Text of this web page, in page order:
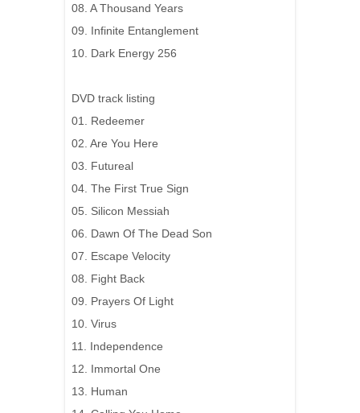
08. A Thousand Years
09. Infinite Entanglement
10. Dark Energy 256
DVD track listing
01. Redeemer
02. Are You Here
03. Futureal
04. The First True Sign
05. Silicon Messiah
06. Dawn Of The Dead Son
07. Escape Velocity
08. Fight Back
09. Prayers Of Light
10. Virus
11. Independence
12. Immortal One
13. Human